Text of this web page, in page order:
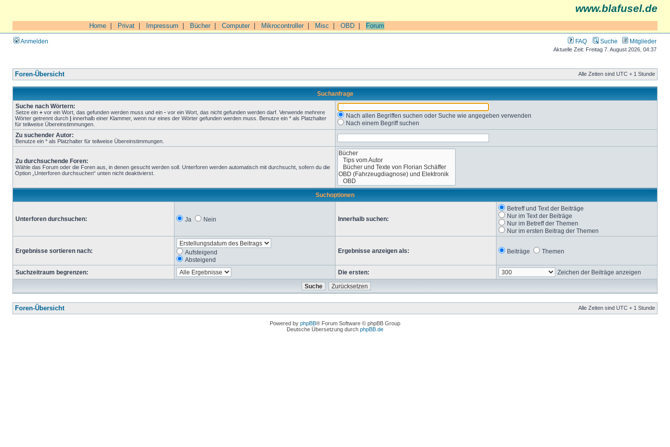
www.blafusel.de
Home Privat Impressum Bücher| Computer| Mikrocontroller| Misc OBD Forum
Anmelden FAQ Suche Mitglieder
Aktuelle Zeit: Freitag 7. August 2026, 04:37
Foren-Übersicht Alle Zeiten sind UTC + 1 Stunde
Suchanfrage
Suche nach Wörtern:
Setze ein + vor ein Wort, das gefunden werden muss und ein - vor ein Wort, das nicht gefunden werden darf. Verwende mehrere
Wörter getrennt durch | innerhalb einer Klammer, wenn nur eines der Wörter gefunden werden muss. Benutze ein * als Platzhalter
für teilweise Übereinstimmungen.
Nach allen Begriffen suchen oder Suche wie angegeben verwenden
Nach einem Begriff suchen
Zu suchender Autor:
Benutze ein * als Platzhalter für teilweise Übereinstimmungen.
Zu durchsuchende Foren:
Wähle das Forum oder die Foren aus, in denen gesucht werden soll. Unterforen werden automatisch mit durchsucht, sofern du die
Option „Unterforen durchsuchen“ unten nicht deaktivierst.
Suchoptionen
Unterforen durchsuchen: Ja Nein Innerhalb suchen:
Betreff und Text der Beiträge
Nur im Text der Beiträge
Nur im Betreff der Themen
Nur im ersten Beitrag der Themen
Ergebnisse sortieren nach:
Aufsteigend
Absteigend
Ergebnisse anzeigen als: Beiträge Themen
Suchzeitraum begrenzen: Die ersten: Zeichen der Beiträge anzeigen
Foren-Übersicht Alle Zeiten sind UTC + 1 Stunde
Powered by phpBB® Forum Software © phpBB Group
Deutsche Übersetzung durch phpBB.de